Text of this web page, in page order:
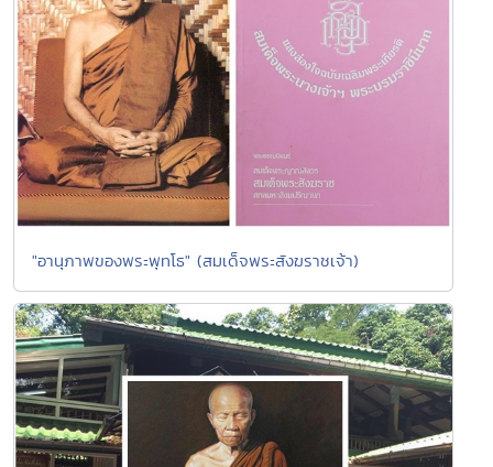
"อานุภาพของพระพุทโธ" (สมเด็จพระสังฆราชเจ้า)